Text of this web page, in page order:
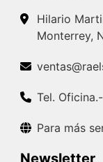
Hilario
Monterrey,
Tel.
Para más